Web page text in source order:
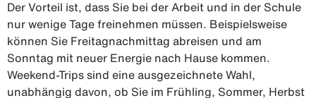
Der Vorteil ist, dass Sie bei der Arbeit und in der Schule
nur wenige Tage freinehmen müssen. Beispielsweise
können Sie Freitagnachmittag abreisen und am
Sonntag mit neuer Energie nach Hause kommen.
Weekend-Trips sind eine ausgezeichnete Wahl,
unabhängig davon, ob Sie im Frühling, Sommer, Herbst